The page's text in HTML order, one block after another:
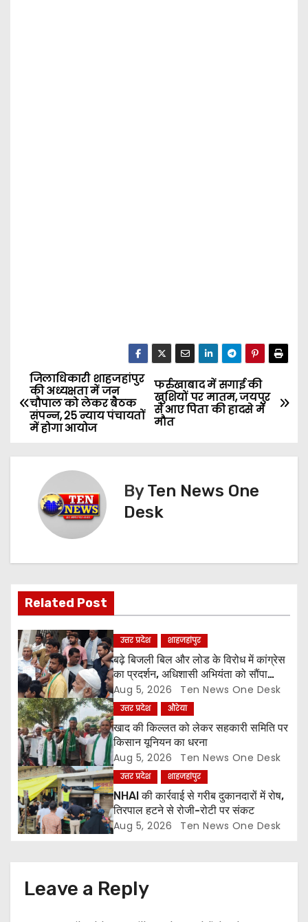
P
o
v
i
g
a
t
i
o
n
फर्रुखाबाद में सगाई की
खुशियों पर मातम, जयपुर
से आए पिता की हादसे में
मौत
जिलाधिकारी शाहजहांपुर
की अध्यक्षता में जन
चौपाल को लेकर बैठक
संपन्न, 25 न्याय पंचायतों
में होगा आयोज
ByTen News One
Desk
Related Post
उत्तर प्रदेश शाहजहांपुर
बढ़े बिजली बिल और लोड के विरोध में कांग्रेस
का प्रदर्शन, अधिशासी अभियंता को सौंपा
ज्ञापन
Aug 5, 2026 Ten News One Desk
उत्तर प्रदेश औरेया
खाद की किल्लत को लेकर सहकारी समिति पर
किसान यूनियन का धरना
Aug 5, 2026 Ten News One Desk
उत्तर प्रदेश शाहजहांपुर
NHAI की कार्रवाई से गरीब दुकानदारों में रोष,
तिरपाल हटने से रोजी-रोटी पर संकट
Aug 5, 2026 Ten News One Desk
Leave a Reply